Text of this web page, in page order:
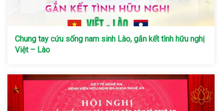
Chung tay cứu sống nam sinh Lào, gắn kết tình hữu nghị
Việt – Lào